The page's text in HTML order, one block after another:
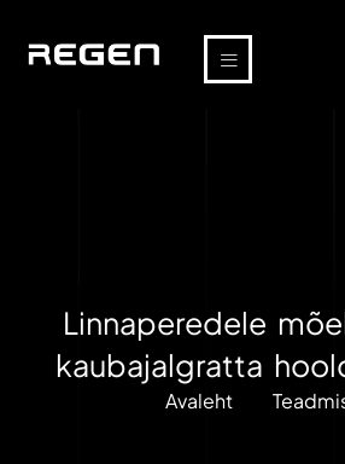
Linnaperedele
kaubajalgratta
Avaleht